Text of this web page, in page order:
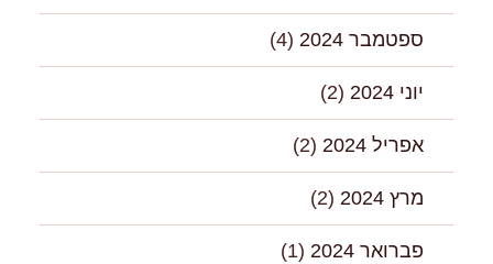
ספטמבר 2024 (4)
יוני 2024 (2)
אפריל 2024 (2)
מרץ 2024 (2)
פברואר 2024 (1)